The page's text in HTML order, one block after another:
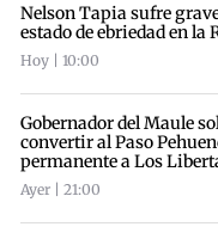
Nelson Tapia sufre
estado de ebriedad en la
Hoy | 10:00
Gobernador del Maule
convertir al Paso
permanente a Los
Ayer | 21:00